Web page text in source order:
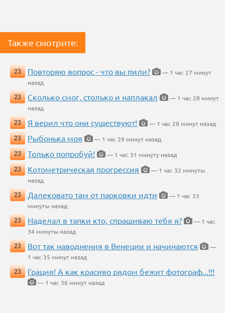
Также смотрите:
23 Повторяю вопрос - что вы пили?
— 1 час 27 минут
назад
23
Сколько смог, столько и наплакал
— 1 час 28 минут
назад
23
Я верил что они существуют!
— 1 час 28 минут назад
23
Рыбонька моя
— 1 час 29 минут назад
23
Только попробуй!
— 1 час 31 минуту назад
23
Котометрическая прогрессия
— 1 час 32 минуты
назад
23
Далековато там от парковки идти
— 1 час 33
минуты назад
23
Наделал в тапки кто, спрашиваю тебя я?
— 1 час
34 минуты назад
23
Вот так наводнения в Венеции и начинаются
—
1 час 35 минут назад
23
Грация! А как красиво рядом бежит фотограф...!!!
— 1 час 36 минут назад